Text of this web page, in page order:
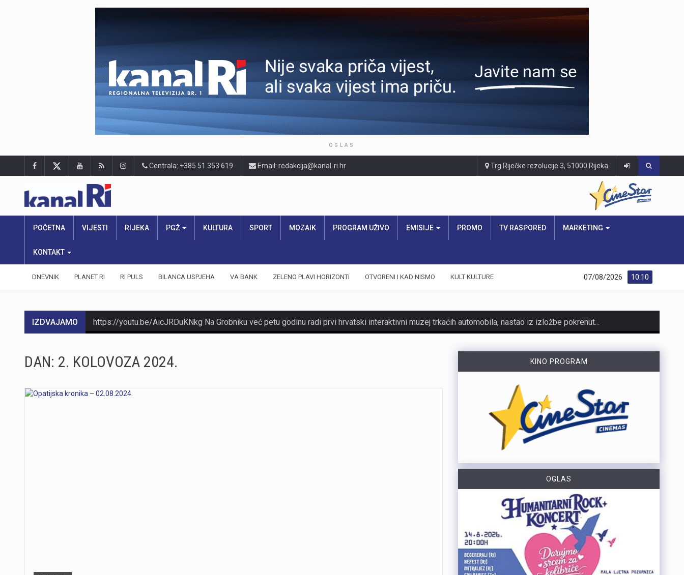
OGLAS
Centrala: +385 51 353 619 Email: redakcija@kanal-ri.hr Trg Riječke rezolucije 3, 51000 Rijeka
POČETNA VIJESTI RIJEKA PGŽ KULTURA SPORT MOZAIK PROGRAM UŽIVO EMISIJE PROMO TV RASPORED MARKETING
KONTAKT
DNEVNIK PLANET RI RI PULS BILANCA USPJEHA VA BANK ZELENO PLAVI HORIZONTI OTVORENI I KAD NISMO KULT KULTURE 10:10
07/08/2026
IZDVAJAMO
https://youtu.be/bbJS07ZGQeU Tridesetosmogodišnji Denis Vejzović iz Hrvatske doživio je puknuće aneurizme u Irskoj, a obitelj ima manje od dana prije nego što liječnici u Corku isključe aparate za održavanje života. Liječnički tim donosi odluku o isključivanju, a obitelj hitno traži medicinski prijevoz i bolnicu u Hrvatskoj te prikuplja pomoć preko GoFundMe aplikacije.Donacije za pomoć obitelji i organizaciju liječničkog prijevoza mogu se uplatiti putem GoFundMe platforme. https://www.gofundme.com/f/help-denis-fight-for-his-life?lang=en_US&ts=1785938768 Više u videoprilogu:
https://youtu.be/-_V3gJvjFjc Trodnevno obilježavanje Dana pobjede i 31. obljetnice Oluje u Rijeci zaključeno je bakljadom na Molo longu, gdje je zapaljeno 222 baklje za poginule branitelje Primorsko-goranske županije. Uz prigodni program, polaganje vijenaca i koncert grupe Opća opasnost, Rijeka je dostojanstveno obilježila najvažniji datum novije hrvatske povijesti. Više u videoprilogu:
Zbog dugotrajnog sušnog razdoblja i nepovoljnih hidroloških prilika na riječkom području, Grad Rijeka i Komunalno društvo Vodovod i kanalizacija uputili su apel javnosti. Građani, gospodarstvo, turistički sektor i svi ostali korisnici pozivaju se na odgovorno i racionalno korištenje vode. Vodoopskrba je u ovom trenutku stabilna te su osigurane dostatne količine zdravstveno ispravne vode za ljudsku potrošnju. Međutim, raspoložive zalihe vode postupno se smanjuju, dok je vodoopskrbni sustav izložen povećanom opterećenju. Iz tog se razloga preventivno poziva na dobrovoljnu štednju kako bi se očuvala stabilnost sustava tijekom ostatka ljeta. Ovogodišnje hidrološke prilike znatno su nepovoljnije od uobičajenih. Nakon obilnog početka godine uslijedili su izrazito sušni proljetni mjeseci. Količina oborina tijekom svibnja, lipnja i srpnja nije bila dovoljna za značajnije obnavljanje podzemnih vodnih zaliha, zbog čega se riječki vodoopskrbni sustav dulje nego inače oslanja na crpljenje vode iz priobalnih izvorišta. Unatoč nepovoljnim prilikama, razloga za zabrinutost nema. Trenutačno nema potrebe za uvođenjem ograničenja korištenja vode niti za redukcijama u vodoopskrbi. Ipak, nastavak sušnog razdoblja i najave iznadprosječno visokih temperatura zahtijevaju odgovorno upravljanje raspoloživim vodnim resursima. Preporuke za korisnike Cilj izdanih preporuka je smanjiti ukupnu dnevnu potrošnju vode za 10 do 15 posto, što se može ostvariti jednostavnim promjenama svakodnevnih navika. ne zalijevaju…
Turistička zajednica Kvarnera pokrenula je novi video serijal pod nazivom Nona Chef. Projekt se temelji na receptima koji se prenose generacijama. Nastali su od lokalnih namirnica iz mora, s otoka, iz gorja i vrtova. Cilj projekta je očuvanje kvarnerske gastronomske baštine. Recepti trebaju ostati dio svakodnevice novih generacija. Serijal upoznaje gledatelje s autentičnim kvarnerskim nonama. Prikazuje njihove obiteljske recepte i priče. Uz recepte, video susreti donose mirise domaće kuhinje. Važan dio serijala čine i lokalni dijalekti. Epizode donose izvorne izraze, sjećanja i životne priče. Svaka nova epizoda predstavlja novi recept i novo lice Kvarnera. Godina Europske regije gastronomije bila je povod za projekt. "Nadamo se da će naše none – i poneki nono - mnogima biti najljepši poziv da posjete Kvarner i upoznaju ga kroz njegove okuse", izjavila je Marijana Kalčić. Direktorica TZ Kvarnera ističe važnost ove priče. Projekt dočarava običaje i način života regije. Najave na društvenim mrežama već imaju pozitivne komentare. Publika time pokazuje da cijeni autentične priče.Serijal se može pratiti na digitalnim kanalima TZ Kvarnera. Prvi video i najava dostupni su na Instagram profilu. Poveznice na najavu serijala Nona Chef i na prvi video: https://www.instagram.com/p/DbsDD-KsUCJ/
DAN: 2. KOLOVOZA 2024. KINO PROGRAM
OGLAS